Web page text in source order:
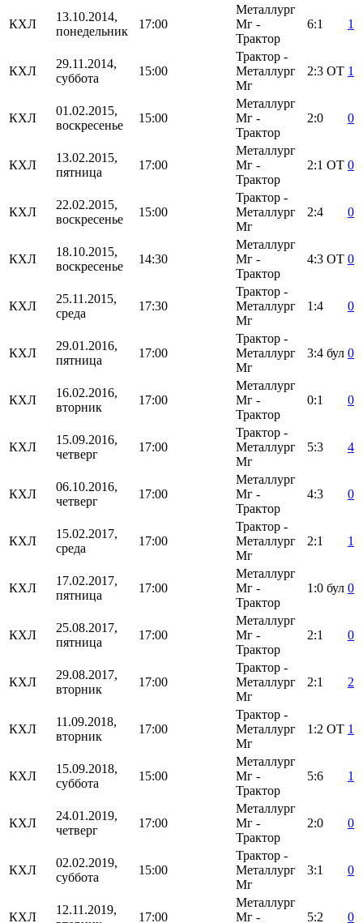
КХЛ
13.10.2014,
понедельник
17:00
Металлург
Мг -
Трактор
6:1 1
КХЛ
29.11.2014,
суббота
15:00
Трактор -
Металлург
Мг
2:3 ОТ 1
КХЛ
01.02.2015,
воскресенье
15:00
Металлург
Мг -
Трактор
2:0 0
КХЛ
13.02.2015,
пятница
17:00
Металлург
Мг -
Трактор
2:1 ОТ 0
КХЛ
22.02.2015,
воскресенье
15:00
Трактор -
Металлург
Мг
2:4 0
КХЛ
18.10.2015,
воскресенье
14:30
Металлург
Мг -
Трактор
4:3 ОТ 0
КХЛ
25.11.2015,
среда
17:30
Трактор -
Металлург
Мг
1:4 0
КХЛ
29.01.2016,
пятница
17:00
Трактор -
Металлург
Мг
3:4 бул 0
КХЛ
16.02.2016,
вторник
17:00
Металлург
Мг -
Трактор
0:1 0
КХЛ
15.09.2016,
четверг
17:00
Трактор -
Металлург
Мг
5:3 4
КХЛ
06.10.2016,
четверг
17:00
Металлург
Мг -
Трактор
4:3 0
КХЛ
15.02.2017,
среда
17:00
Трактор -
Металлург
Мг
2:1 1
КХЛ
17.02.2017,
пятница
17:00
Металлург
Мг -
Трактор
1:0 бул 0
КХЛ
25.08.2017,
пятница
17:00
Металлург
Мг -
Трактор
2:1 0
КХЛ
29.08.2017,
вторник
17:00
Трактор -
Металлург
Мг
2:1 2
КХЛ
11.09.2018,
вторник
17:00
Трактор -
Металлург
Мг
1:2 ОТ 1
КХЛ
15.09.2018,
суббота
15:00
Металлург
Мг -
Трактор
5:6 1
КХЛ
24.01.2019,
четверг
17:00
Металлург
Мг -
Трактор
2:0 0
КХЛ
02.02.2019,
суббота
15:00
Трактор -
Металлург
Мг
3:1 0
КХЛ
12.11.2019,
17:00
Металлург
Мг -
5:2 0